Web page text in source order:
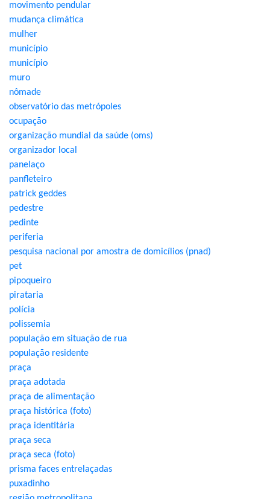
movimento pendular
mudança climática
mulher
município
município
muro
nômade
observatório das metrópoles
ocupação
organização mundial da saúde (oms)
organizador local
panelaço
panfleteiro
patrick geddes
pedestre
pedinte
periferia
pesquisa nacional por amostra de domicílios (pnad)
pet
pipoqueiro
pirataria
polícia
polissemia
população em situação de rua
população residente
praça
praça adotada
praça de alimentação
praça histórica (foto)
praça identitária
praça seca
praça seca (foto)
prisma faces entrelaçadas
puxadinho